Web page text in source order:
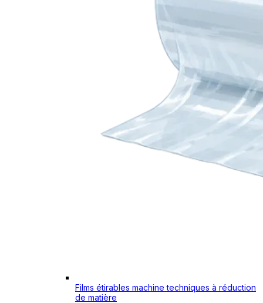
Films étirables machine techniques à réduction
de matière